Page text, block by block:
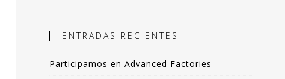
objetiva basada en datos como
en la toma de decisiones.
blog comparto esas experiencias,
ENTRADAS RECIENTES
Participamos en Advanced Factories